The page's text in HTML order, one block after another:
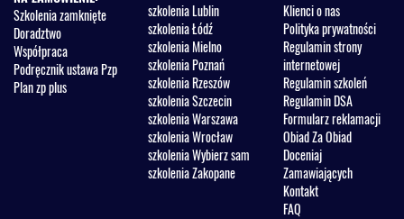
Szkolenia zamknięte
Doradztwo
Współpraca
Podręcznik ustawa Pzp
Plan zp plus
szkolenia Lublin
szkolenia Łódź
szkolenia Mielno
szkolenia Poznań
szkolenia Rzeszów
szkolenia Szczecin
szkolenia Warszawa
szkolenia Wrocław
szkolenia Wybierz sam
szkolenia Zakopane
Klienci o nas
Polityka prywatności
Regulamin strony
internetowej
Regulamin szkoleń
Regulamin DSA
Formularz reklamacji
Obiad Za Obiad
Doceniaj
Zamawiających
Kontakt
FAQ